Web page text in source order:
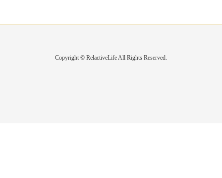
Copyright © RelactiveLife All Rights Reserved.